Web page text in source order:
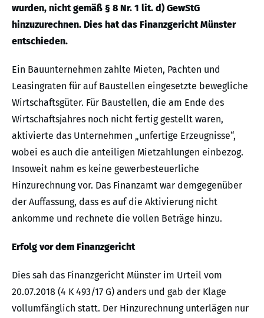
wurden, nicht gemäß § 8 Nr. 1 lit. d) GewStG
hinzuzurechnen. Dies hat das Finanzgericht Münster
entschieden.
Ein Bauunternehmen zahlte Mieten, Pachten und
Leasingraten für auf Baustellen eingesetzte bewegliche
Wirtschaftsgüter. Für Baustellen, die am Ende des
Wirtschaftsjahres noch nicht fertig gestellt waren,
aktivierte das Unternehmen „unfertige Erzeugnisse“,
wobei es auch die anteiligen Mietzahlungen einbezog.
Insoweit nahm es keine gewerbesteuerliche
Hinzurechnung vor. Das Finanzamt war demgegenüber
der Auffassung, dass es auf die Aktivierung nicht
ankomme und rechnete die vollen Beträge hinzu.
Erfolg vor dem Finanzgericht
Dies sah das Finanzgericht Münster im Urteil vom
20.07.2018 (4 K 493/17 G) anders und gab der Klage
vollumfänglich statt. Der Hinzurechnung unterlägen nur